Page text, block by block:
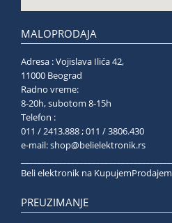
MALOPRODAJA
Adresa : Vojislava Ilića 42,
11000 Beograd
Radno vreme:
8-20h, subotom 8-15h
Telefon :
011 / 2413.888 ; 011 / 3806.430
e-mail:shop@belielektronik.rs
Beli elektronik na KupujemProdajem
PREUZIMANJE